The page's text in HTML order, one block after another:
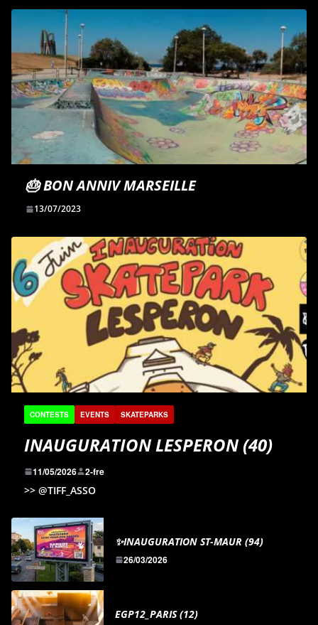
🎂 BON ANNIV MARSEILLE
13/07/2023
CONTESTS EVENTS SKATEPARKS
INAUGURATION LESPERON (40)
11/05/2026 2-fre
>> @TIFF_ASSO
✨INAUGURATION ST-MAUR (94)
26/03/2026
EGP12_PARIS (12)